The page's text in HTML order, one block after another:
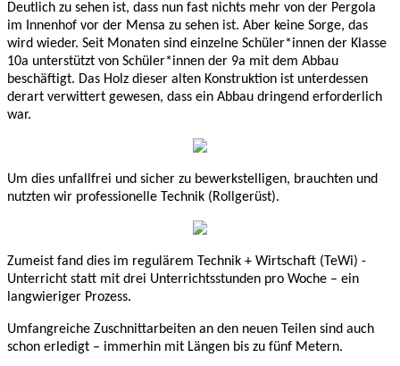
Deutlich zu sehen ist, dass nun fast nichts mehr von der Pergola
im Innenhof vor der Mensa zu sehen ist. Aber keine Sorge, das
wird wieder. Seit Monaten sind einzelne Schüler*innen der Klasse
10a unterstützt von Schüler*innen der 9a mit dem Abbau
beschäftigt. Das Holz dieser alten Konstruktion ist unterdessen
derart verwittert gewesen, dass ein Abbau dringend erforderlich
war.
Um dies unfallfrei und sicher zu bewerkstelligen, brauchten und
nutzten wir professionelle Technik (Rollgerüst).
Zumeist fand dies im regulärem Technik + Wirtschaft (TeWi) -
Unterricht statt mit drei Unterrichtsstunden pro Woche – ein
langwieriger Prozess.
Umfangreiche Zuschnittarbeiten an den neuen Teilen sind auch
schon erledigt – immerhin mit Längen bis zu fünf Metern.